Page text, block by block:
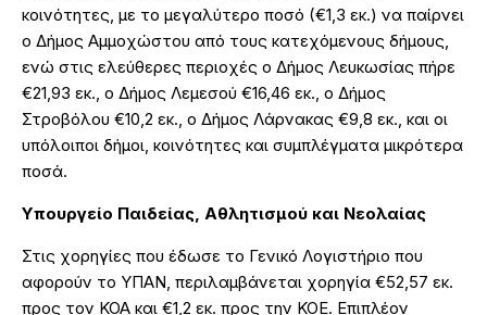
κοινότητες, με το μεγαλύτερο ποσό (€1,3 εκ.) να παίρνει
ο Δήμος Αμμοχώστου από τους κατεχόμενους δήμους,
ενώ στις ελεύθερες περιοχές ο Δήμος Λευκωσίας πήρε
€21,93 εκ., ο Δήμος Λεμεσού €16,46 εκ., ο Δήμος
Στροβόλου €10,2 εκ., ο Δήμος Λάρνακας €9,8 εκ., και οι
υπόλοιποι δήμοι, κοινότητες και συμπλέγματα μικρότερα
ποσά.
Υπουργείο Παιδείας, Αθλητισμού και Νεολαίας
Στις χορηγίες που έδωσε το Γενικό Λογιστήριο που
αφορούν το ΥΠΑΝ, περιλαμβάνεται χορηγία €52,57 εκ.
προς τον ΚΟΑ και €1,2 εκ. προς την ΚΟΕ. Επιπλέον